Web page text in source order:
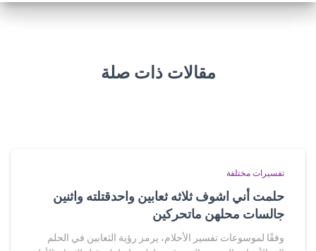
مقالات ذات صلة
تفسيرات مختلفة
حلمت أني اشوف ثلاثه ثعابين واحدقتلته واثنين
جالسات محلهن ماتحركين
وفقًا لموسوعات تفسير الأحلام، يرمز رؤية الثعابين في الحلم